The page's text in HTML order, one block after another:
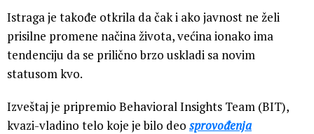
Istraga je takođe otkrila da čak i ako javnost ne želi
prisilne promene načina života, većina ionako ima
tendenciju da se prilično brzo uskladi sa novim
statusom kvo.
Izveštaj je pripremio Behavioral Insights Team (BIT),
kvazi-vladino telo koje je bilo deo sprovođenja